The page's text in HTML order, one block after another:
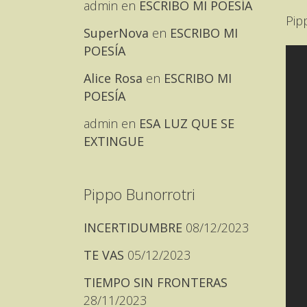
admin en ESCRIBO MI POESÍA
SuperNova en ESCRIBO MI
POESÍA
Alice Rosa en ESCRIBO MI
POESÍA
admin en ESA LUZ QUE SE
EXTINGUE
Pippo Bunorrotri
INCERTIDUMBRE 08/12/2023
TE VAS 05/12/2023
TIEMPO SIN FRONTERAS
28/11/2023